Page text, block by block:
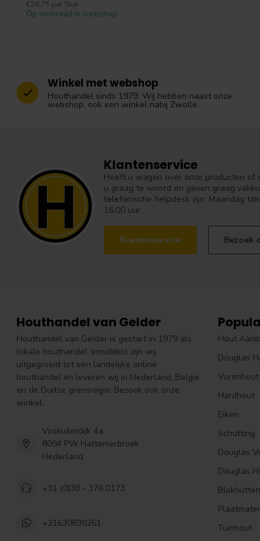
€26,75 per Stuk
Op voorraad in webshop
Winkel met webshop
Houthandel sinds 1979. Wij hebben naast onze
webshop, ook een winkel nabij Zwolle.
Klantenservice
Heeft u vragen over onze producten
u graag te woord en geven graag
telefonische helpdesk zijn: Maandag t/
16:00 uur.
Klantenservice Bezoek
Houthandel van Gelder
Houthandel van Gelder is gestart in 1979 als
lokale houthandel. Inmiddels zijn wij
uitgegroeid tot een landelijke online
houthandel en leveren wij in Nederland, België
en de Duitse grensregio. Bezoek ook onze
winkel.
Voskuilerdijk 4a
8094 PW Hattemerbroek
Nederland
+31 (0)38 - 376 0173
+31630830261
Hout
Douglas
Vurenhout
Hardhout
Eiken
Schutting
Douglas
Douglas
Blokhutten
Tuinhout